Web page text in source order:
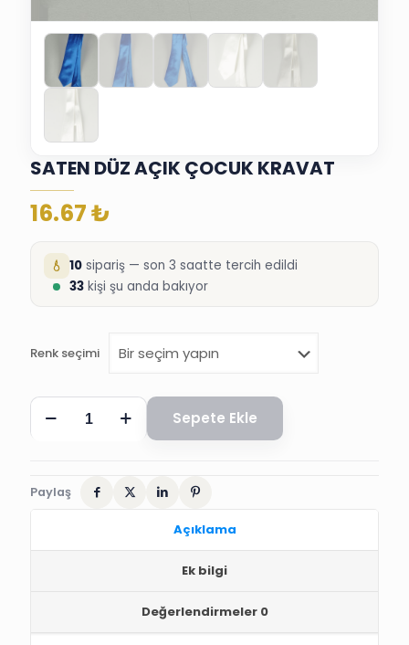
SATEN DÜZ AÇIK ÇOCUK KRAVAT
16.67₺
10 sipariş — son 3 saatte tercih edildi
33 kişi şu anda bakıyor
Renk seçimi
SATEN
DÜZ
adet
Sepete Ekle
Paylaş
Açıklama
Ek bilgi
Değerlendirmeler 0